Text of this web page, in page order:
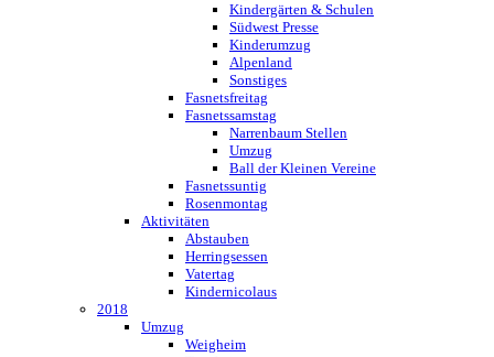
Kindergärten & Schulen
Südwest Presse
Kinderumzug
Alpenland
Sonstiges
Fasnetsfreitag
Fasnetssamstag
Narrenbaum Stellen
Umzug
Ball der Kleinen Vereine
Fasnetssuntig
Rosenmontag
Aktivitäten
Abstauben
Herringsessen
Vatertag
Kindernicolaus
2018
Umzug
Weigheim